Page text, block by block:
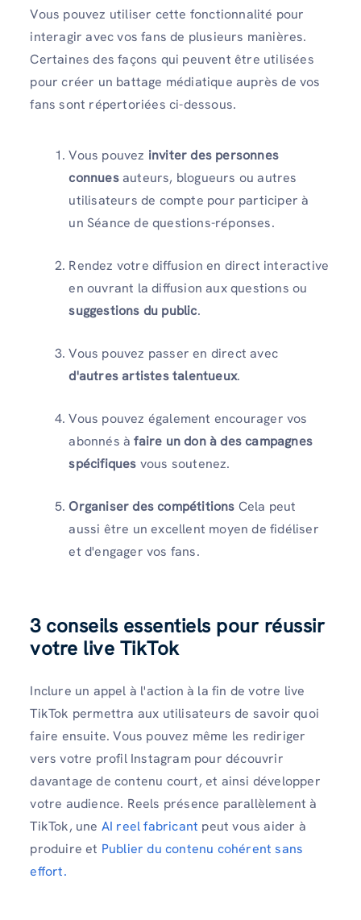
Vous pouvez utiliser cette fonctionnalité pour
interagir avec vos fans de plusieurs manières.
Certaines des façons qui peuvent être utilisées
pour créer un battage médiatique auprès de vos
fans sont répertoriées ci-dessous.
Vous pouvez inviter des personnes
connuesauteurs, blogueurs ou autres
utilisateurs de compte pour participer à
un Séance de questions-réponses.
Rendez votre diffusion en direct interactive
en ouvrant la diffusion aux questions ou
suggestions du public.
Vous pouvez passer en direct avec
d'autres artistes talentueux.
Vous pouvez également encourager vos
abonnés àfaire un don à des campagnes
spécifiques vous soutenez.
Organiser des compétitions Cela peut
aussi être un excellent moyen de fidéliser
et d'engager vos fans.
3 conseils essentiels pour réussir
votre live TikTok
Inclure un appel à l'action à la fin de votre live
TikTok permettra aux utilisateurs de savoir quoi
faire ensuite. Vous pouvez même les rediriger
vers votre profil Instagram pour découvrir
davantage de contenu court, et ainsi développer
votre audience. Reels présence parallèlement à
TikTok, une AI reel fabricant peut vous aider à
produire et Publier du contenu cohérent sans
effort.